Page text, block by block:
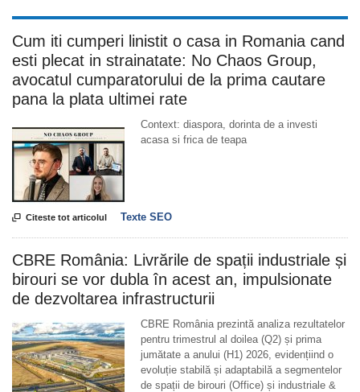
Cum iti cumperi linistit o casa in Romania cand
esti plecat in strainatate: No Chaos Group,
avocatul cumparatorului de la prima cautare
pana la plata ultimei rate
Context: diaspora, dorinta de a investi
acasa si frica de teapa
 Citeste tot articolul Texte SEO
CBRE România: Livrările de spații industriale și
birouri se vor dubla în acest an, impulsionate
de dezvoltarea infrastructurii
CBRE România prezintă analiza rezultatelor
pentru trimestrul al doilea (Q2) și prima
jumătate a anului (H1) 2026, evidențiind o
evoluție stabilă și adaptabilă a segmentelor
de spații de birouri (Office) și industriale &